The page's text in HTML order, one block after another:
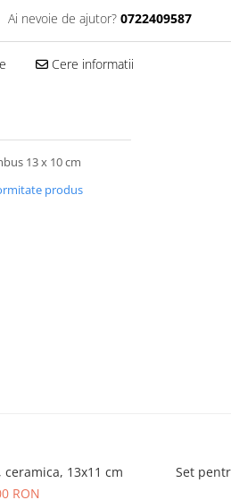
Ai nevoie de ajutor? 0722409587
Cere informatii
13 x 10 cm
produs
13x11 cm
RON
Set